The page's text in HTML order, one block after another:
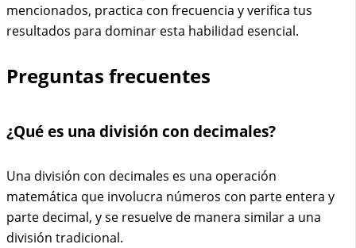
mencionados, practica con frecuencia y verifica tus
resultados para dominar esta habilidad esencial.
Preguntas frecuentes
¿Qué es una división con decimales?
Una división con decimales es una operación
matemática que involucra números con parte entera y
parte decimal, y se resuelve de manera similar a una
división tradicional.